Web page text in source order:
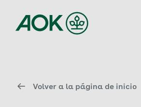
Volver a la página de inicio